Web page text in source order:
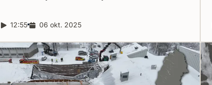
Reportagelängd:
12:55 Releasedatum:
06 okt. 2025